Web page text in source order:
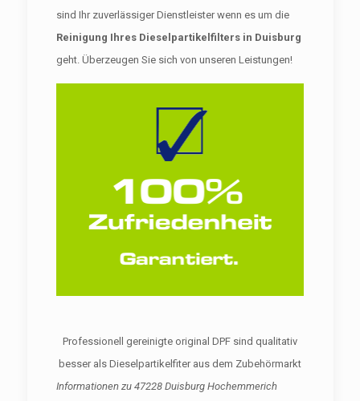
sind Ihr zuverlässiger Dienstleister wenn es um die
Reinigung Ihres Dieselpartikelfilters in Duisburg
geht. Überzeugen Sie sich von unseren Leistungen!
Professionell gereinigte original DPF sind qualitativ
besser als Dieselpartikelfiter aus dem Zubehörmarkt
Informationen zu 47228 Duisburg Hochemmerich